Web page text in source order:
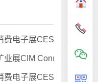
电子展CES 2026
业展CIM Connect
电子展CES 2025